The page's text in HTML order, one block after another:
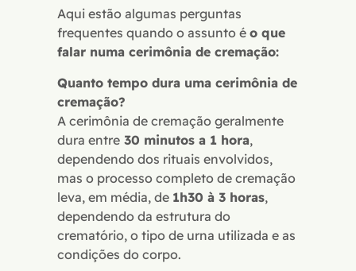
Aqui estão algumas perguntas
frequentes quando o assunto é o que
falar numa cerimônia de cremação:
Quanto tempo dura uma cerimônia de
cremação?
A cerimônia de cremação geralmente
dura entre 30 minutos a 1 hora,
dependendo dos rituais envolvidos,
mas o processo completo de cremação
leva, em média, de 1h30 à 3 horas,
dependendo da estrutura do
crematório, o tipo de urna utilizada e as
condições do corpo.